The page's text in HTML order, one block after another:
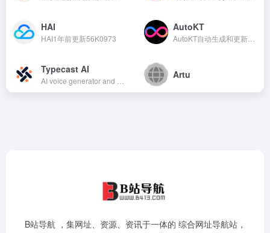
HAI
HAI1年前更新56K0973
AutoKT
Typecast AI Artu
B站导航 ，集网址、资源、资讯于一体的 综合网址导航站，